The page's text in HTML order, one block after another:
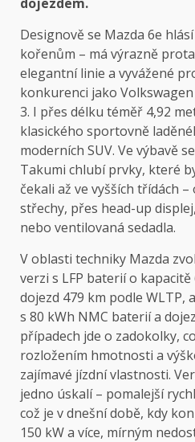
Designově se Mazda 6e
kořenům – má výrazně
elegantní linie a vyvážené
konkurenci jako
3. I přes délku téměř 4,92
klasického sportovně
moderních SUV. Ve výbavě
Takumi chlubí prvky, které
čekali až ve vyšších třídách
střechy, přes head-up
nebo ventilovaná sedadla.
V oblasti techniky Mazda
verzi s LFP baterií o
dojezd 479 km podle WLTP,
s 80 kWh NMC baterií a
případech jde o zadokolky,
rozložením hmotnosti a
zajímavé jízdní vlastnosti.
jedno úskalí – pomalejší
což je v dnešní době, kdy
150 kW a více, mírným